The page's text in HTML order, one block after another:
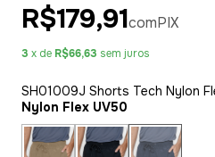
R$179,91comPIX
3 x de R$66,63 sem juros
SH01009J Shorts Tech Nylon
Nylon Flex UV50